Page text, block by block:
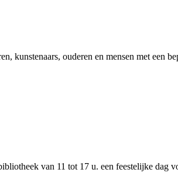
kunstenaars, ouderen en mensen met een
van 11 tot 17 u. een feestelijke dag